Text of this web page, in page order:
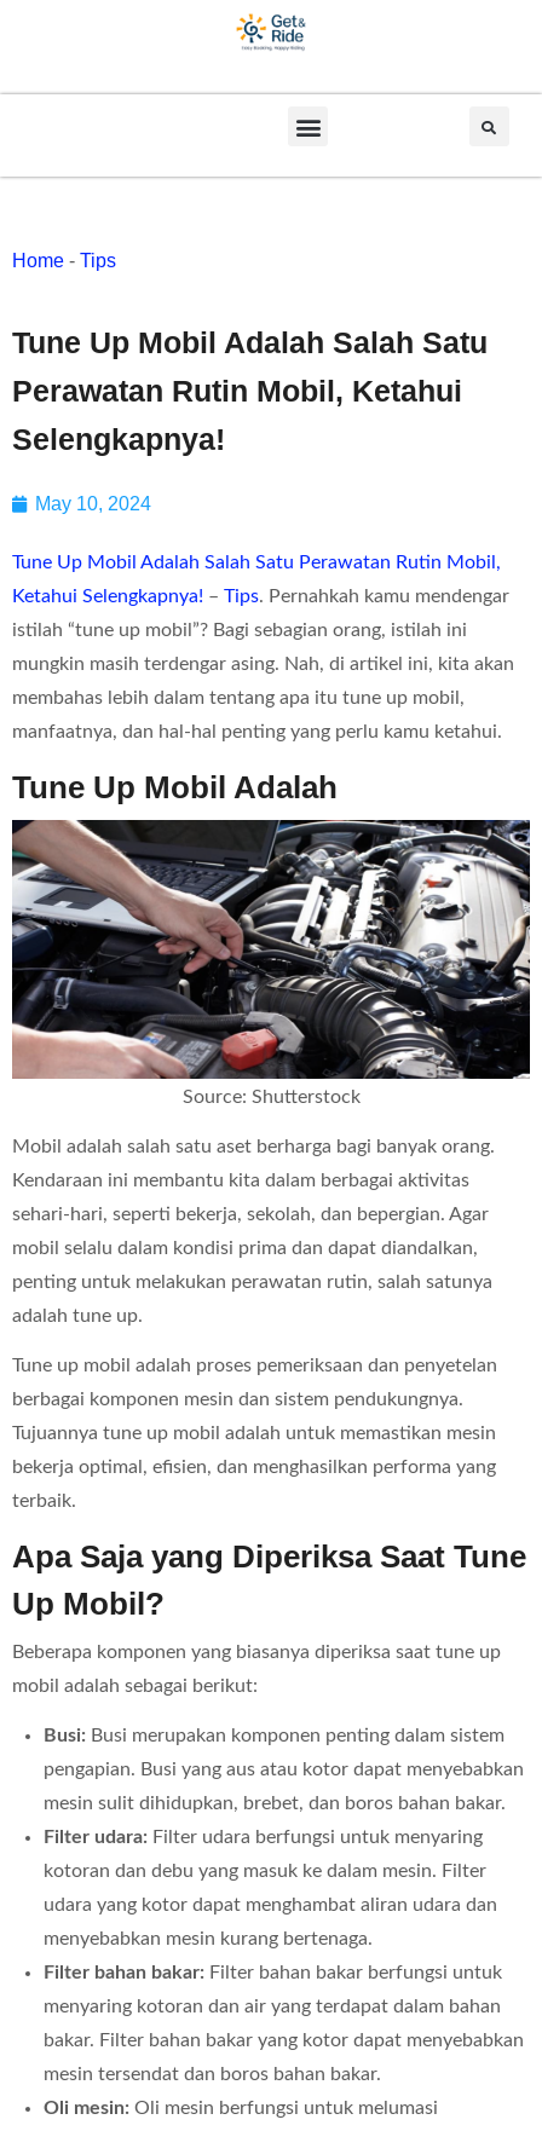
Home - Tips
Tune Up Mobil Adalah Salah Satu
Perawatan Rutin Mobil, Ketahui
Selengkapnya!
May 10, 2024
Tune Up Mobil Adalah Salah Satu Perawatan Rutin Mobil,
Ketahui Selengkapnya! – Tips. Pernahkah kamu mendengar
istilah “tune up mobil”? Bagi sebagian orang, istilah ini
mungkin masih terdengar asing. Nah, di artikel ini, kita akan
membahas lebih dalam tentang apa itu tune up mobil,
manfaatnya, dan hal-hal penting yang perlu kamu ketahui.
Tune Up Mobil Adalah
Source: Shutterstock
Mobil adalah salah satu aset berharga bagi banyak orang.
Kendaraan ini membantu kita dalam berbagai aktivitas
sehari-hari, seperti bekerja, sekolah, dan bepergian. Agar
mobil selalu dalam kondisi prima dan dapat diandalkan,
penting untuk melakukan perawatan rutin, salah satunya
adalah tune up.
Tune up mobil adalah proses pemeriksaan dan penyetelan
berbagai komponen mesin dan sistem pendukungnya.
Tujuannya tune up mobil adalah untuk memastikan mesin
bekerja optimal, efisien, dan menghasilkan performa yang
terbaik.
Apa Saja yang Diperiksa Saat Tune
Up Mobil?
Beberapa komponen yang biasanya diperiksa saat tune up
mobil adalah sebagai berikut:
Busi: Busi merupakan komponen penting dalam sistem
pengapian. Busi yang aus atau kotor dapat menyebabkan
mesin sulit dihidupkan, brebet, dan boros bahan bakar.
Filter udara: Filter udara berfungsi untuk menyaring
kotoran dan debu yang masuk ke dalam mesin. Filter
udara yang kotor dapat menghambat aliran udara dan
menyebabkan mesin kurang bertenaga.
Filter bahan bakar: Filter bahan bakar berfungsi untuk
menyaring kotoran dan air yang terdapat dalam bahan
bakar. Filter bahan bakar yang kotor dapat menyebabkan
mesin tersendat dan boros bahan bakar.
Oli mesin: Oli mesin berfungsi untuk melumasi